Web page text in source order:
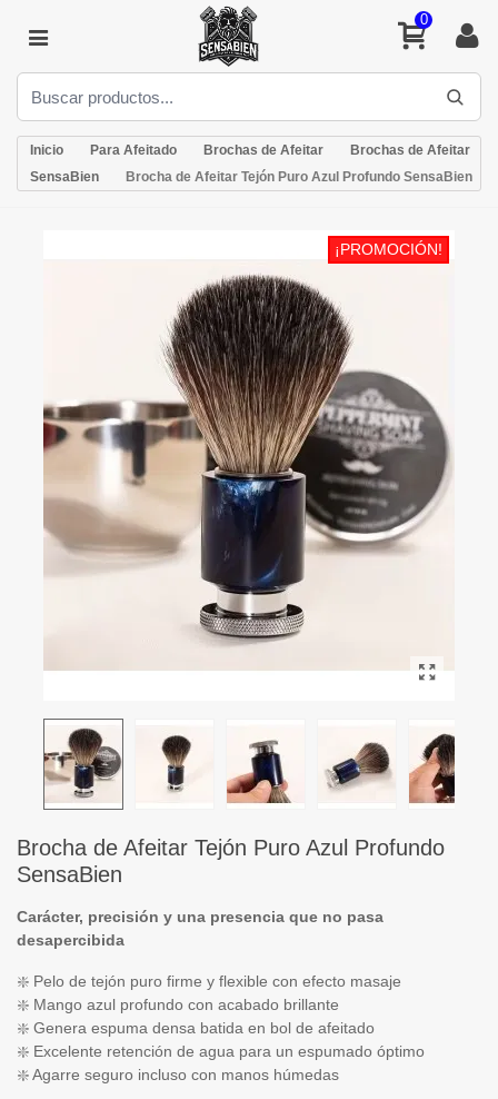
0
Inicio Para Afeitado Brochas de Afeitar
Brochas de Afeitar
SensaBien
Brocha de Afeitar Tejón Puro Azul Profundo SensaBien
¡PROMOCIÓN!
Brocha de Afeitar Tejón Puro Azul Profundo
SensaBien
Carácter, precisión y una presencia que no pasa
desapercibida
❇️ Pelo de tejón puro firme y flexible con efecto masaje
❇️ Mango azul profundo con acabado brillante
❇️ Genera espuma densa batida en bol de afeitado
❇️ Excelente retención de agua para un espumado óptimo
❇️ Agarre seguro incluso con manos húmedas